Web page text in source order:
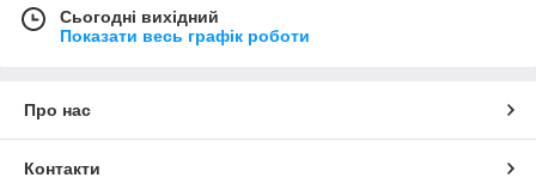
Сьогодні вихідний
Показати весь графік роботи
Про нас
Контакти